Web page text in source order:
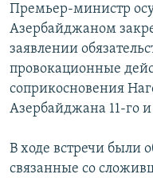
Премьер-министр
Азербайджаном
заявлении
провокационные
соприкосновения
Азербайджана 11-го и
В ходе встречи были
связанные со